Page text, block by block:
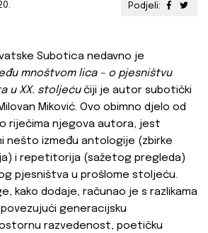
Podjeli:
Subotica nedavno je
mnoštvom lica – o pjesništvu
u XX. stoljećučiji je autor subotički
Miković. Ovo obimno djelo od
riječima njegova autora, jest
nešto između antologije (zbirke
i repetitorija (sažetog pregleda)
pjesništva u prošlome stoljeću.
kako dodaje, računao je s razlikama
generacijsku
razvedenost, poetičku